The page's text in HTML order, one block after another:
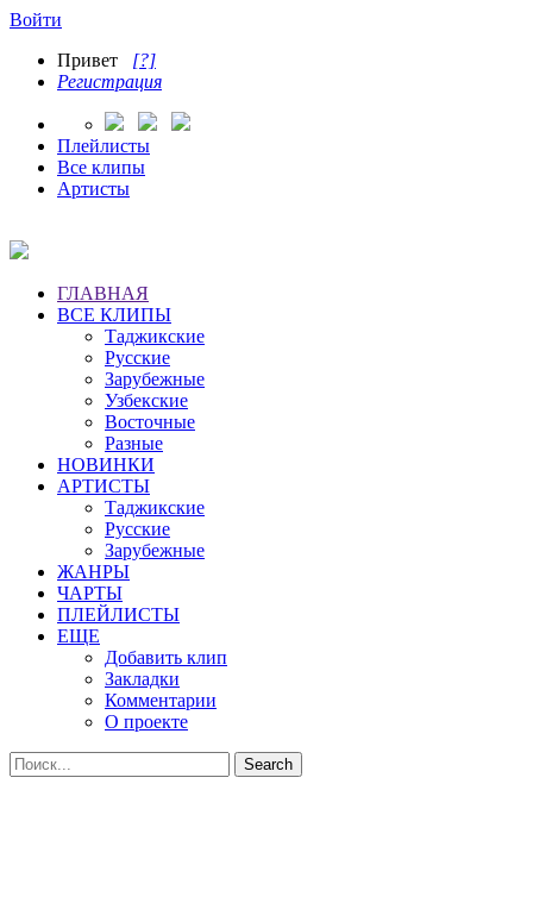
Войти
Привет [?]
Регистрация
Плейлисты
Все клипы
Артисты
ГЛАВНАЯ
ВСЕ КЛИПЫ
Таджикские
Русские
Зарубежные
Узбекские
Восточные
Разные
НОВИНКИ
АРТИСТЫ
Таджикские
Русские
Зарубежные
ЖАНРЫ
ЧАРТЫ
ПЛЕЙЛИСТЫ
ЕЩЕ
Добавить клип
Закладки
Комментарии
О проекте